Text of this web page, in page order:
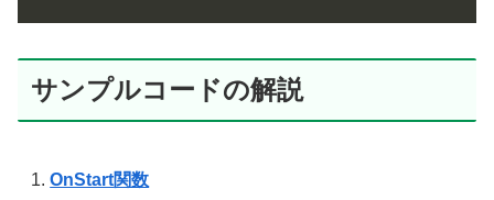
サンプルコードの解説
OnStart関数